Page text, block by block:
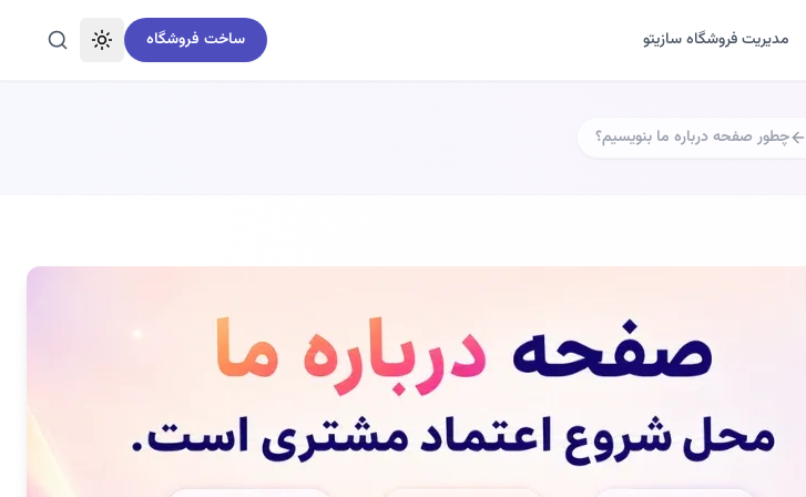
مدیریت فروشگاه سازیتو ساخت فروشگاه تغییر تمجستجو
چطور صفحه درباره ما بنویسیم؟